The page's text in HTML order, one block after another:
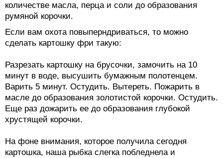
количестве масла, перца и соли до образования
румяной корочки.
Если вам охота повыперндриваться, то можно
сделать картошку фри такую:
Разрезать картошку на брусочки, замочить на 10
минут в воде, высушить бумажным полотенцем.
Варить 5 минут. Остудить. Вытереть. Пожарить в
масле до образования золотистой корочки. Остудить.
Еще раз дожарить ее до образования глубокой
хрустящей корочки.
На фоне внимания, которое получила сегодня
картошка, наша рыбка слегка побледнела и